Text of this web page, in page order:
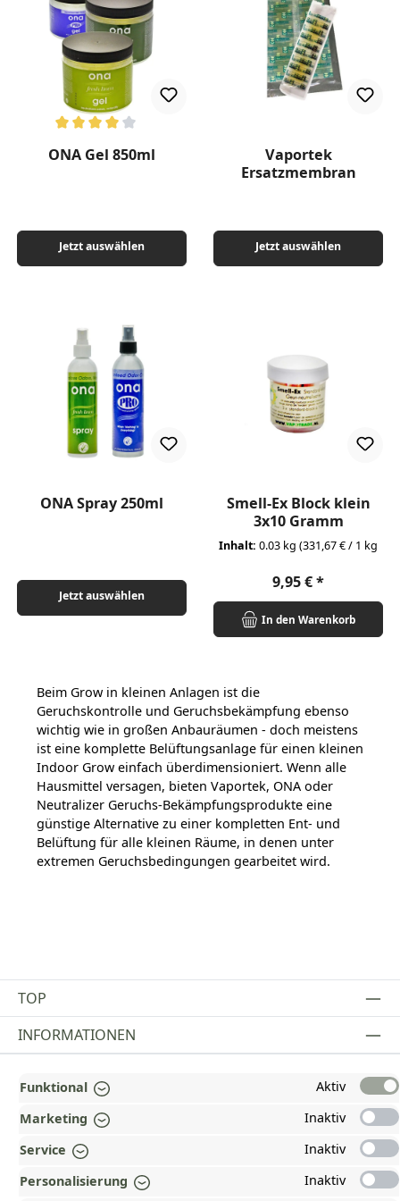
ONA Gel 850ml
Jetzt auswählen
Vaportek
Ersatzmembran
Jetzt auswählen
ONA Spray 250ml
Jetzt auswählen
Smell-Ex Block klein
3x10 Gramm
Inhalt: 0.03 kg (331,67 € / 1 kg
Regulärer Preis:
9,95 €
In den Warenkorb
Beim Grow in kleinen Anlagen ist die
Geruchskontrolle und Geruchsbekämpfung ebenso
wichtig wie in großen Anbauräumen - doch meistens
ist eine komplette Belüftungsanlage für einen kleinen
Indoor Grow einfach überdimensioniert. Wenn alle
Hausmittel versagen, bieten Vaportek, ONA oder
Neutralizer Geruchs-Bekämpfungsprodukte eine
günstige Alternative zu einer kompletten Ent- und
Belüftung für alle kleinen Räume, in denen unter
extremen Geruchsbedingungen gearbeitet wird.
TOP
INFORMATIONEN
ZAHLUNGS- UND VERSANDARTEN
AUSGEZEICHNET UND ZERTIFIZIERT!
WARUM HEAD-SHOP.DE?
Funktional
Aktiv
Marketing
Inaktiv
Service
Inaktiv
Personalisierung
Inaktiv